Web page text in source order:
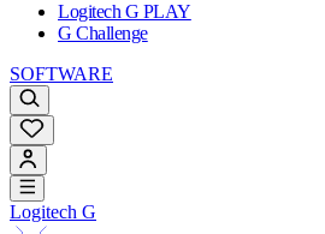
Logitech G PLAY
G Challenge
SOFTWARE
Logitech G